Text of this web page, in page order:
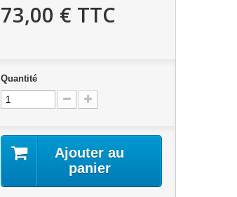
73,00 € TTC
Quantité
Ajouter au
panier